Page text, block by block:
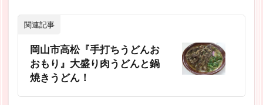
関連記事
岡山市高松『手打ちうどんお
おもり』大盛り肉うどんと鍋
焼きうどん！